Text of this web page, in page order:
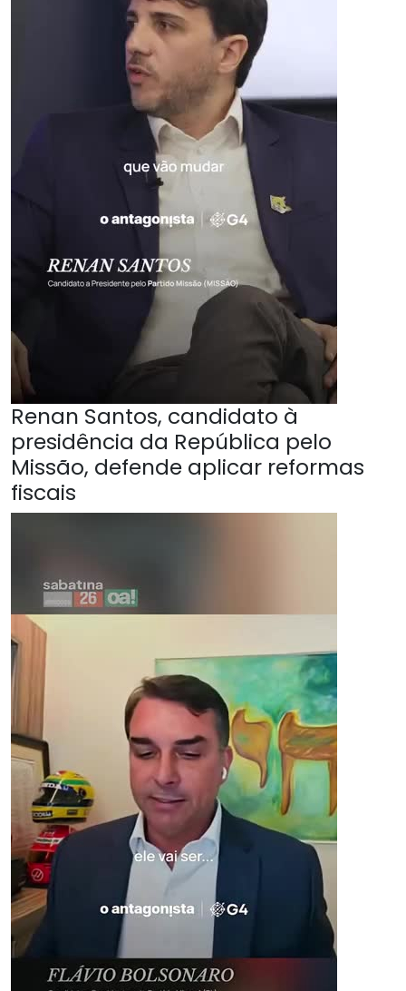
Renan Santos, candidato à
presidência da República pelo
Missão, defende aplicar reformas
fiscais